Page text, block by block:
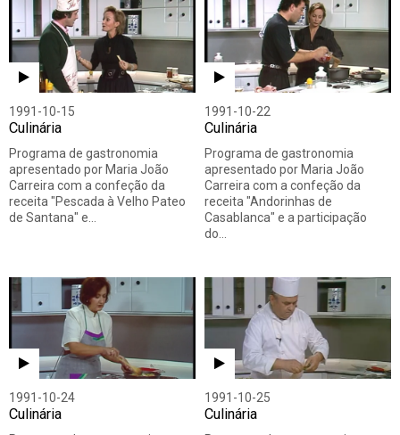
1991-10-15
Culinária
Programa de gastronomia
apresentado por Maria João
Carreira com a confeção da
receita "Pescada à Velho Pateo
de Santana" e…
1991-10-22
Culinária
Programa de gastronomia
apresentado por Maria João
Carreira com a confeção da
receita "Andorinhas de
Casablanca" e a participação
do…
1991-10-24
Culinária
1991-10-25
Culinária